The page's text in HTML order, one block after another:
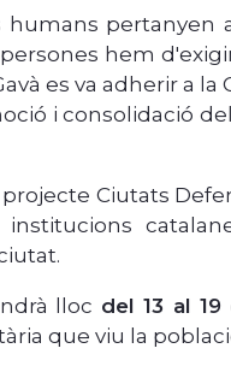
hem
es va adherir a
i consolidació
Ciutats
lloc del 13 al
que viu la